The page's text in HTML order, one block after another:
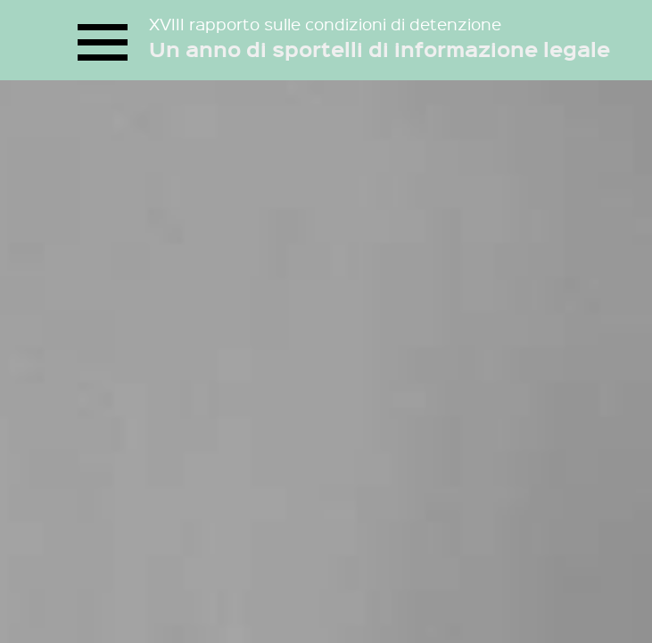
XVIII rapporto sulle condizioni di detenzione
Un anno di sportelli di informazione legale